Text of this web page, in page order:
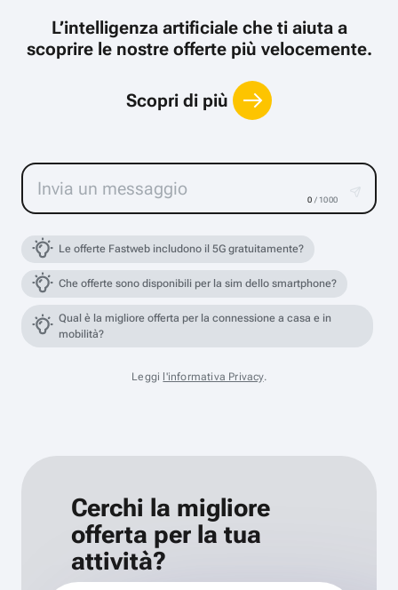
L’intelligenza artificiale che ti aiuta a
scoprire le nostre offerte più velocemente.
Scopri di più
0 / 1000
Le offerte Fastweb includono il 5G gratuitamente?
Che offerte sono disponibili per la sim dello smartphone?
Qual è la migliore offerta per la connessione a casa e in
mobilità?
Leggi l'informativa Privacy.
Cerchi la migliore
offerta per la tua
attività?